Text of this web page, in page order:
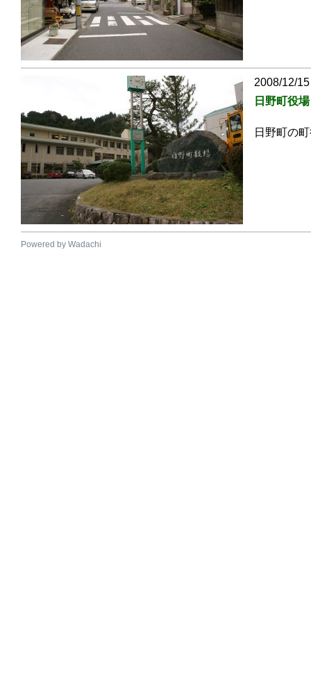
2008/12/
日野町役場
日野町の
Powered by Wadachi